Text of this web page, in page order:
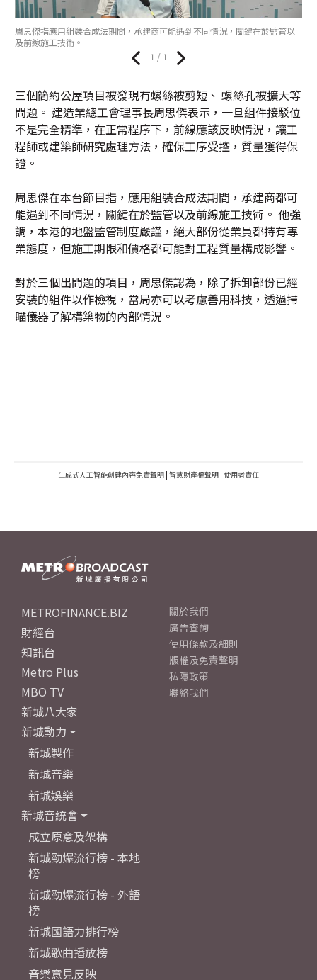
周思傑指應用組裝合成法期間，承建商可能遇到不同情況，關鍵在於監管以
及前線施工技術。
1 / 1
三個簡約公屋項目被發現有螺絲被剪短、 螺絲孔被擴大等
問題。 建造業總工會理事長周思傑表示，一旦組件接駁位
不是完全精準，在正常程序下，前線應該反映情況，讓工
程師或建築師研究處理方法，確保工序受控，質量獲得保
證。
周思傑在本台節目指，應用組裝合成法期間，承建商都可
能遇到不同情況，關鍵在於監管以及前線施工技術。 他強
調，本港的地盤監管制度嚴謹，絕大部份從業員都持有專
業態度，但施工期限和價格都可能對工程質量構成影響。
對於三個出問題的項目，周思傑認為，除了拆卸部份已經
安裝的組件以作檢視，當局亦可以考慮善用科技，透過掃
瞄儀器了解構築物的內部情況。
生成式人工智能創建內容免責聲明 | 智慧財產權聲明 | 使用者責任
METROFINANCE.BIZ
財經台
知訊台
Metro Plus
MBO TV
新城八大家
新城動力
新城製作
新城音樂
新城娛樂
新城音統會
成立原意及架構
新城勁爆流行榜 - 本地
榜
新城勁爆流行榜 - 外語
榜
新城國語力排行榜
新城歌曲播放榜
音樂意見反映
關於我們
廣告查詢
使用條款及細則
版權及免責聲明
私隱政策
聯絡我們